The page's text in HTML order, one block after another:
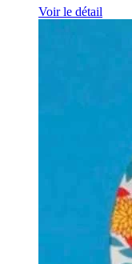
Voir le détail